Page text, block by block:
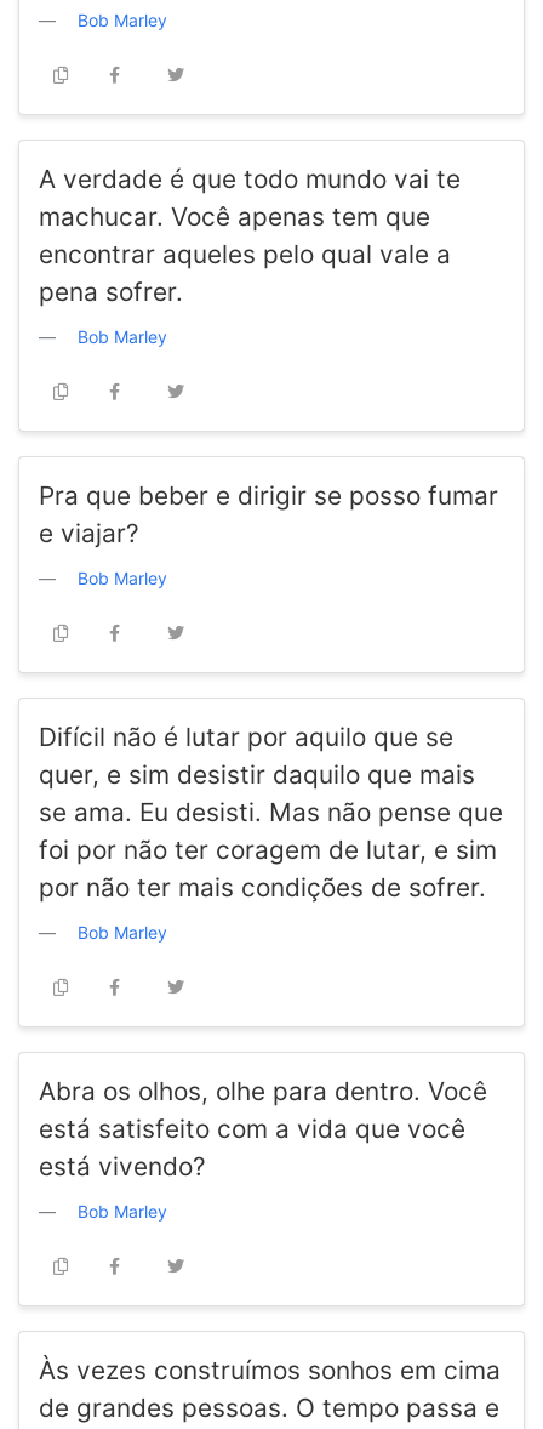
Bob Marley
A verdade é que todo mundo vai te
machucar. Você apenas tem que
encontrar aqueles pelo qual vale a
pena sofrer.
Bob Marley
Pra que beber e dirigir se posso fumar
e viajar?
Bob Marley
Difícil não é lutar por aquilo que se
quer, e sim desistir daquilo que mais
se ama. Eu desisti. Mas não pense que
foi por não ter coragem de lutar, e sim
por não ter mais condições de sofrer.
Bob Marley
Abra os olhos, olhe para dentro. Você
está satisfeito com a vida que você
está vivendo?
Bob Marley
Às vezes construímos sonhos em cima
de grandes pessoas. O tempo passa e